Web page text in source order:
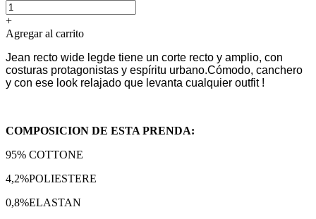
+
Agregar al carrito
Jean recto wide legde tiene un corte recto y amplio, con
costuras protagonistas y espíritu urbano.Cómodo, canchero
y con ese look relajado que levanta cualquier outfit !
COMPOSICION DE ESTA PRENDA:
95% COTTONE
4,2%POLIESTERE
0,8%ELASTAN